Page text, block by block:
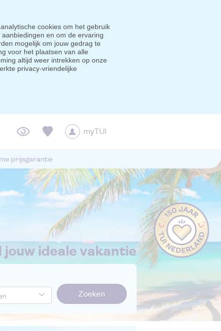
cookies om het gebruik
en om de ervaring
mogelijk om jouw gedrag te
voor het plaatsen van alle
altijd weer intrekken op onze
privacy-vriendelijke
myTUI
prijsgarantie
jouw ideale vakantie
Zoeken